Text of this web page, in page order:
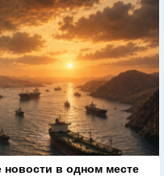
в одном месте